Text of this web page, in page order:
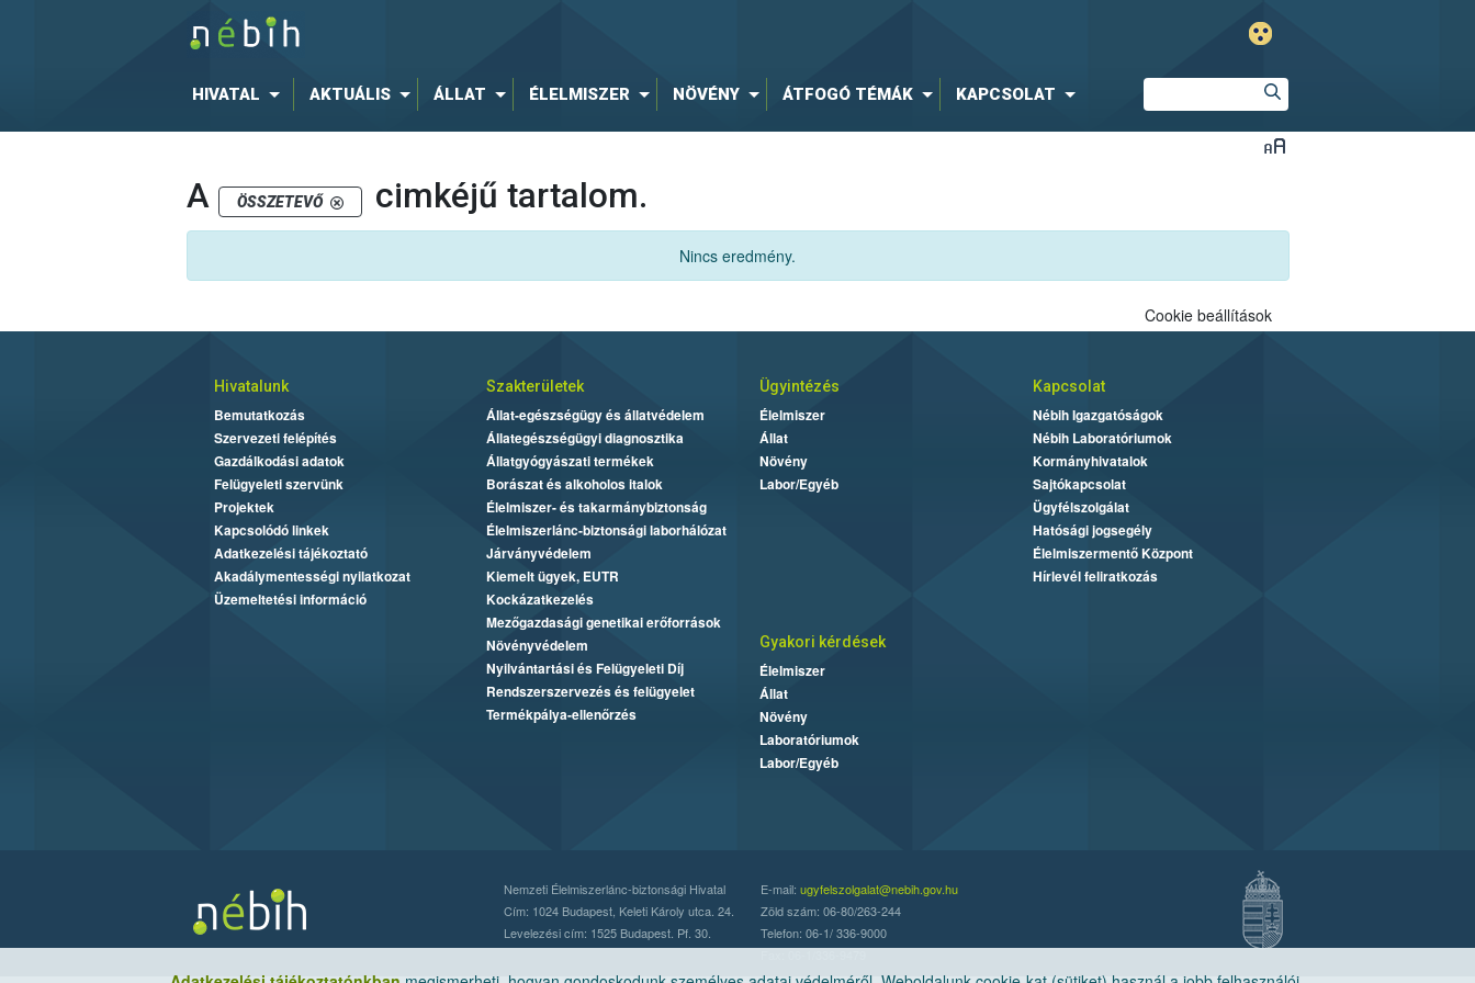
HIVATAL AKTUÁLIS ÁLLAT ÉLELMISZER NÖVÉNY ÁTFOGÓ TÉMÁK KAPCSOLAT
A ÖSSZETEVŐ cimkéjű tartalom.
Nincs eredmény.
Cookie beállítások
Hivatalunk
Bemutatkozás
Szervezeti felépítés
Gazdálkodási adatok
Felügyeleti szervünk
Projektek
Kapcsolódó linkek
Adatkezelési tájékoztató
Akadálymentességi nyilatkozat
Üzemeltetési információ
Szakterületek
Állat-egészségügy és állatvédelem
Állategészségügyi diagnosztika
Állatgyógyászati termékek
Borászat és alkoholos italok
Élelmiszer- és takarmánybiztonság
Élelmiszerlánc-biztonsági laborhálózat
Járványvédelem
Kiemelt ügyek, EUTR
Kockázatkezelés
Mezőgazdasági genetikai erőforrások
Növényvédelem
Nyilvántartási és Felügyeleti Díj
Rendszerszervezés és felügyelet
Termékpálya-ellenőrzés
Ügyintézés
Élelmiszer
Állat
Növény
Labor/Egyéb
Kapcsolat
Nébih Igazgatóságok
Nébih Laboratóriumok
Kormányhivatalok
Sajtókapcsolat
Ügyfélszolgálat
Hatósági jogsegély
Élelmiszermentő Központ
Hírlevél feliratkozás
Gyakori kérdések
Élelmiszer
Állat
Növény
Laboratóriumok
Labor/Egyéb
Nemzeti Élelmiszerlánc-biztonsági Hivatal
Cím: 1024 Budapest, Keleti Károly utca. 24.
Levelezési cím: 1525 Budapest. Pf. 30.
E-mail:ugyfelszolgalat@nebih.gov.hu
Zöld szám: 06-80/263-244
Telefon: 06-1/ 336-9000